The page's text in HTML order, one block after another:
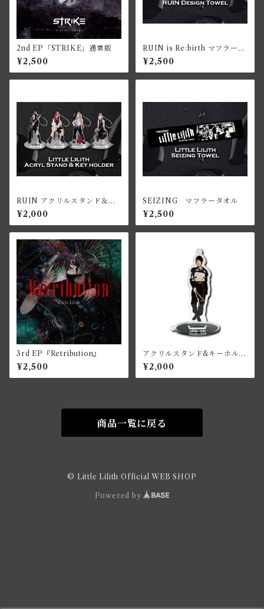
2nd EP「STRIKE」通常版
¥2,500
RUIN is Re:birth マフラータ
オル
¥2,500
RUIN アクリルスタンド＆キ
ーホルダー
¥2,000
SEIZING マフラータオル
¥2,500
3rd EP『Retribution』
¥2,500
アクリルスタンド&キーホルダ
ー〈YUKI〉
¥2,000
商品一覧に戻る
© Little Lilith Official WEB SHOP
Powered by